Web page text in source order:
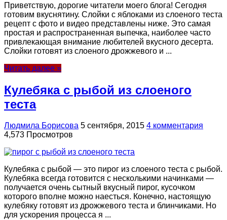
Приветствую, дорогие читатели моего блога! Сегодня
готовим вкуснятину. Слойки с яблоками из слоеного теста
рецепт с фото и видео представлены ниже. Это самая
простая и распространенная выпечка, наиболее часто
привлекающая внимание любителей вкусного десерта.
Слойки готовят из слоеного дрожжевого и ...
Читать далее »
Кулебяка с рыбой из слоеного
теста
Людмила Борисова 5 сентября, 2015 4 комментария
4,573 Просмотров
Кулебяка с рыбой — это пирог из слоеного теста с рыбой.
Кулебяка всегда готовится с несколькими начинками —
получается очень сытный вкусный пирог, кусочком
которого вполне можно наесться. Конечно, настоящую
кулебяку готовят из дрожжевого теста и блинчиками. Но
для ускорения процесса я ...